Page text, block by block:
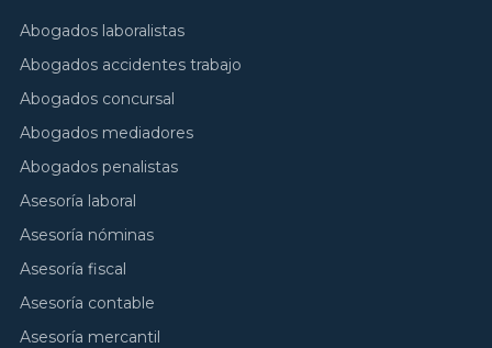
Abogados laboralistas
Abogados accidentes trabajo
Abogados concursal
Abogados mediadores
Abogados penalistas
Asesoría laboral
Asesoría nóminas
Asesoría fiscal
Asesoría contable
Asesoría mercantil